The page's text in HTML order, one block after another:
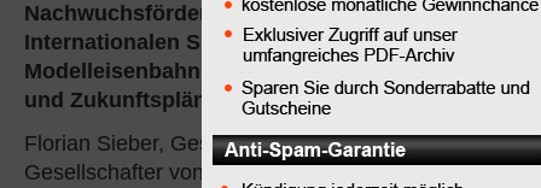
Nachwuchsförderung Göppingen/Nürnberg – Auf
Internationalen Spielwarenmesse in Nürnberg
Modelleisenbahnhersteller Märklin seine
und Zukunftspläne bekannt.
Florian Sieber, Geschäftsführender
Gesellschafter von Märklin, erläutert die